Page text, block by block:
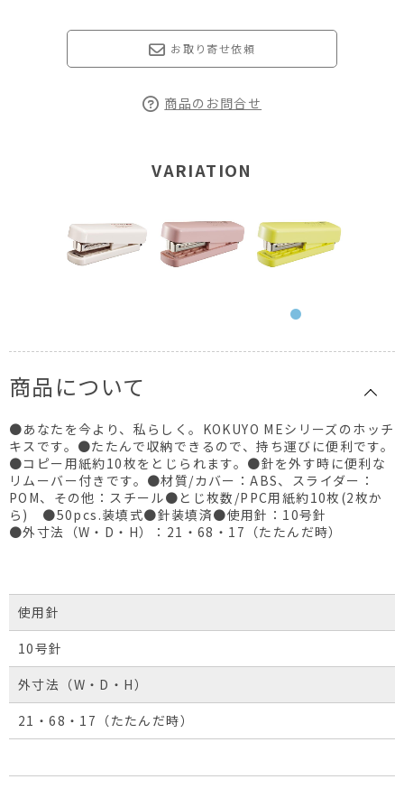
お取り寄せ依頼
商品のお問合せ
VARIATION
商品について
●あなたを今より、私らしく。KOKUYO MEシリーズのホッチ
キスです。●たたんで収納できるので、持ち運びに便利です。
●コピー用紙約10枚をとじられます。●針を外す時に便利な
リムーバー付きです。●材質/カバー：ABS、スライダー：
POM、その他：スチール●とじ枚数/PPC用紙約10枚(2枚か
ら) ●50pcs.装填式●針装填済●使用針：10号針
●外寸法（W・D・H）：21・68・17（たたんだ時）
使用針
10号針
外寸法（W・D・H）
21・68・17（たたんだ時）